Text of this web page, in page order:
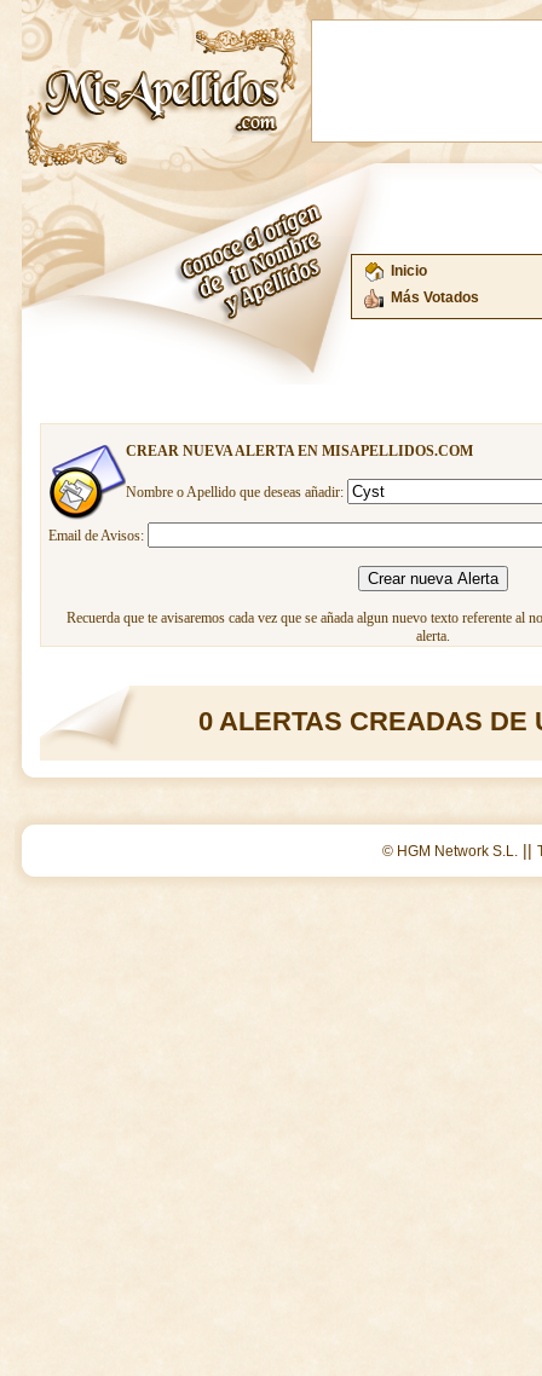
Inicio
Más Votados
CREAR NUEVA ALERTA EN MISAPELLIDOS.COM
Nombre o Apellido que deseas añadir:
Email de Avisos:
Recuerda que te avisaremos cada vez que se añada algun nuevo texto referente al
alerta.
0 ALERTAS CREADAS DE
© HGM Network S.L. ||